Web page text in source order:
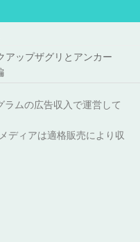
アップザグリとアンカー
ムの広告収入で運営して
ディアは適格販売により収